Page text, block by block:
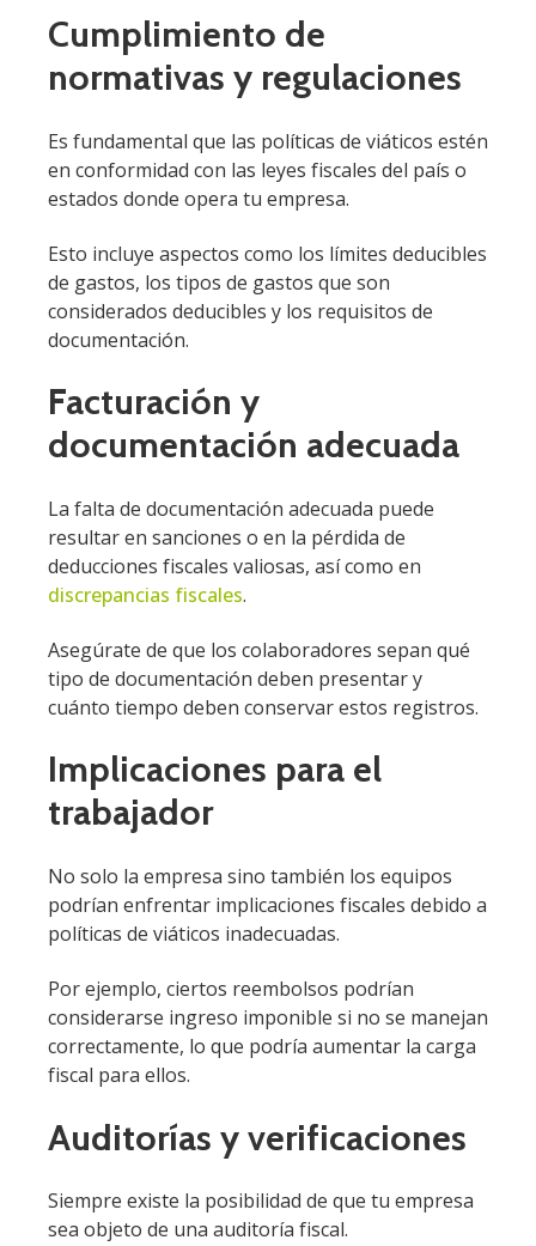
Cumplimiento de
normativas y regulaciones
Es fundamental que las políticas de viáticos estén
en conformidad con las leyes fiscales del país o
estados donde opera tu empresa.
Esto incluye aspectos como los límites deducibles
de gastos, los tipos de gastos que son
considerados deducibles y los requisitos de
documentación.
Facturación y
documentación adecuada
La falta de documentación adecuada puede
resultar en sanciones o en la pérdida de
deducciones fiscales valiosas, así como en
discrepancias fiscales.
Asegúrate de que los colaboradores sepan qué
tipo de documentación deben presentar y
cuánto tiempo deben conservar estos registros.
Implicaciones para el
trabajador
No solo la empresa sino también los equipos
podrían enfrentar implicaciones fiscales debido a
políticas de viáticos inadecuadas.
Por ejemplo, ciertos reembolsos podrían
considerarse ingreso imponible si no se manejan
correctamente, lo que podría aumentar la carga
fiscal para ellos.
Auditorías y verificaciones
Siempre existe la posibilidad de que tu empresa
sea objeto de una auditoría fiscal.